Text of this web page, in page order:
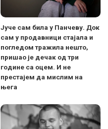
Јуче сам била у Панчеву. Док
сам у продавници стајала и
погледом тражила нешто,
пришао је дечак од три
године са оцем. И не
престајем да мислим на
њега